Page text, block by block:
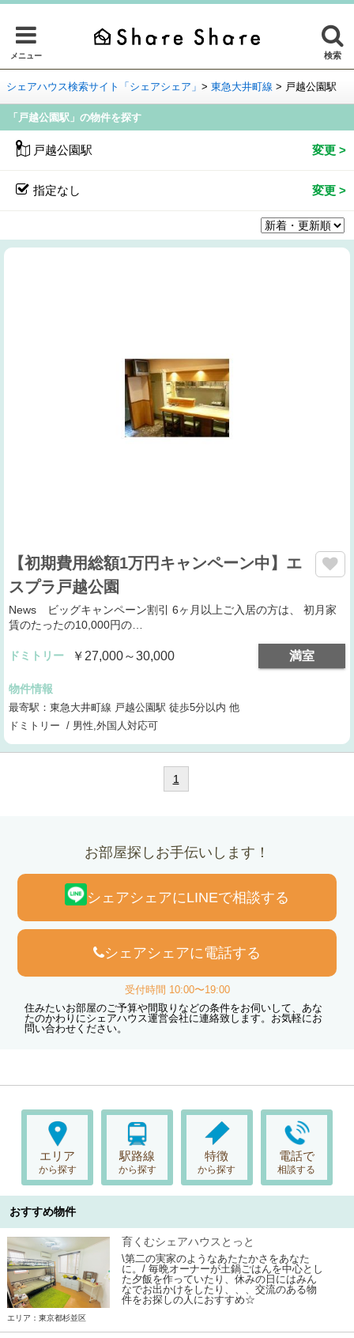
メニュー 検索
シェアハウス検索サイト「シェアシェア」 > 東急大井町線 > 戸越公園駅
「戸越公園駅」の物件を探す
戸越公園駅
指定なし
【初期費用総額1万円キャンペーン中】エ
スプラ戸越公園
News ビッグキャンペーン割引 6ヶ月以上ご入居の方は、 初月家
賃のたったの10,000円の…
ドミトリー ￥27,000～30,000 満室
物件情報
最寄駅：東急大井町線 戸越公園駅 徒歩5分以内 他
ドミトリー / 男性,外国人対応可
1
お部屋探しお手伝いします！
シェアシェアにLINEで相談する
シェアシェアに電話する
受付時間 10:00〜19:00
住みたいお部屋のご予算や間取りなどの条件をお伺いして、あな
たのかわりにシェアハウス運営会社に連絡致します。お気軽にお
問い合わせください。
エリア
から探す
駅路線
から探す
特徴
から探す
電話で
相談する
おすすめ物件
育くむシェアハウスとっと
\第二の実家のようなあたたかさをあなた
に。/ 毎晩オーナーが土鍋ごはんを中心とし
た夕飯を作っていたり、休みの日にはみん
なでお出かけをしたり、、、交流のある物
件をお探しの人におすすめ☆
エリア：東京都杉並区